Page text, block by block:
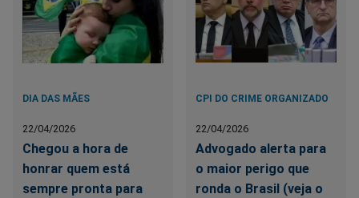
DIA DAS MÃES
22/04/2026
Chegou a hora de
honrar quem está
sempre pronta para
CPI DO CRIME ORGANIZADO
22/04/2026
Advogado alerta para
o maior perigo que
ronda o Brasil (veja o